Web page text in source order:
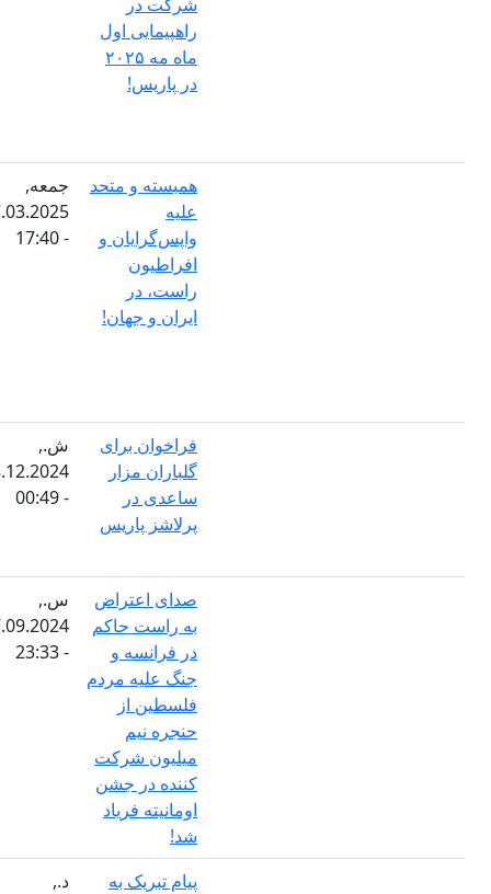
راهپیمایی اول
ماه مه ۲۰۲۵
در پاریس!
همبسته و متحد
علیه
واپس‌گرایان و
افراطیون
راست، در
ایران و جهان!
جمعه,
07.03.2025
فراخوان برای
گلباران مزار
ساعدی در
پرلاشز پاریس
ش.,
28.12.2024
صدای اعتراض
به راست حاکم
در فرانسه و
جنگ علیه مردم
فلسطین از
حنجره نیم
میلیون شرکت
کننده در جشن
اومانیته فریاد
س.,
17.09.2024
پیام تبریک به